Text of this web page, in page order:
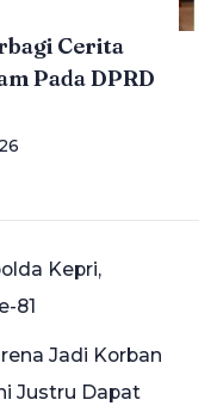
Cerita
Pada DPRD
Kepri,
81
Jadi Korban
Justru Dapat